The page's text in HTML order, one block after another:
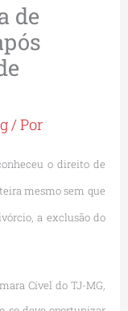
de
/ Por
o direito de
mesmo sem que
a exclusão do
Cível do TJ-MG,